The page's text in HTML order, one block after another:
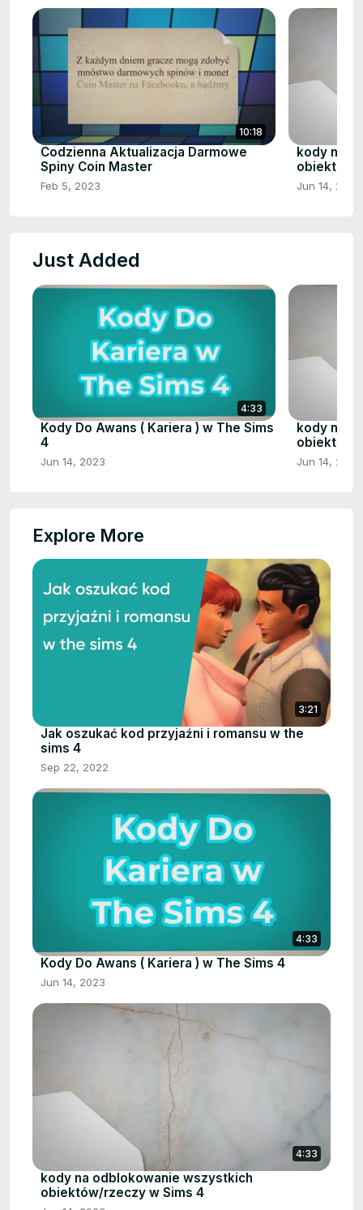
10:18
Codzienna Aktualizacja Darmowe
Spiny Coin Master
Feb 5, 2023
kody na
obiektów/
Jun 14, 2023
Just Added
4:33
Kody Do Awans ( Kariera ) w The Sims
4
Jun 14, 2023
kody na
obiektów/
Jun 14, 2023
Explore More
3:21
Jak oszukać kod przyjaźni i romansu w the
sims 4
Sep 22, 2022
4:33
Kody Do Awans ( Kariera ) w The Sims 4
Jun 14, 2023
4:33
kody na odblokowanie wszystkich
obiektów/rzeczy w Sims 4